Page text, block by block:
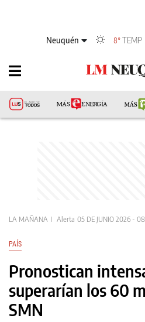
Neuquén 8°TEMP
LA MAÑANA Alerta 05 DE JUNIO 2026 -
PAÍS
Pronostican
superarían los 60
SMN